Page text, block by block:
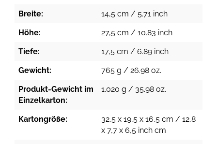
Breite: 14,5 cm / 5.71 inch
Höhe: 27,5 cm / 10.83 inch
Tiefe: 17,5 cm / 6.89 inch
Gewicht: 765 g / 26.98 oz.
Produkt-Gewicht im
Einzelkarton:
1.020 g / 35.98 oz.
Kartongröße:
32,5 x 19,5 x 16,5 cm / 12,8
x 7,7 x 6,5 inch cm